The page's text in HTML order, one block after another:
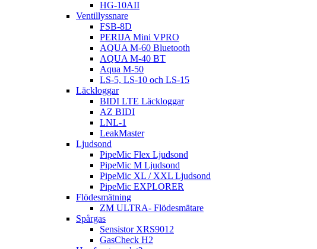
HG-10AII
Ventillyssnare
FSB-8D
PERIJA Mini VPRO
AQUA M-60 Bluetooth
AQUA M-40 BT
Aqua M-50
LS-5, LS-10 och LS-15
Läckloggar
BIDI LTE Läckloggar
AZ BIDI
LNL-1
LeakMaster
Ljudsond
PipeMic Flex Ljudsond
PipeMic M Ljudsond
PipeMic XL / XXL Ljudsond
PipeMic EXPLORER
Flödesmätning
ZM ULTRA- Flödesmätare
Spårgas
Sensistor XRS9012
GasCheck H2